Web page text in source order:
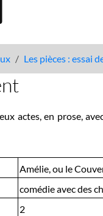
Les pièces : essai
actes, en prose,
Amélie, ou le
comédie avec des
2